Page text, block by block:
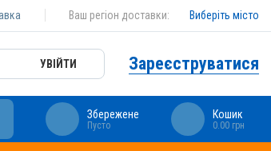
Ваш регіон доставки: Виберіть місто
УВІЙТИ Зареєструватися
Збережене
Пусто
Кошик
0.00 грн